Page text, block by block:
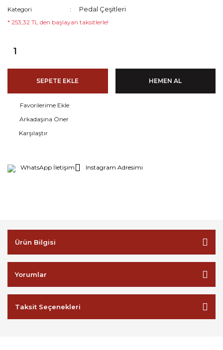
Kategori Pedal Çeşitleri
* 253,32 TL den başlayan taksitlerle!
SEPETE EKLE HEMEN AL
Arkadaşına Öner
Karşılaştır
WhatsApp İletişim Instagram Adresimi
Ürün Bilgisi
Yorumlar
Taksit Seçenekleri